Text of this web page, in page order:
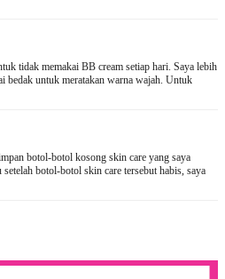
tidak memakai BB cream setiap hari. Saya lebih
bedak untuk meratakan warna wajah. Untuk
botol-botol kosong skin care yang saya
botol-botol skin care tersebut habis, saya